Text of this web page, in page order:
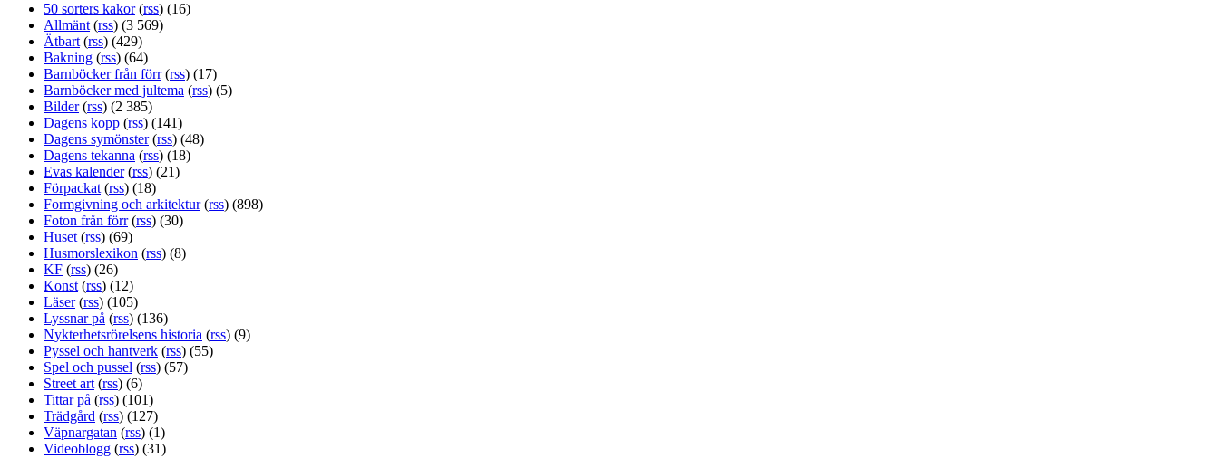
50 sorters kakor(rss) (16)
Allmänt (rss) (3 569)
Ätbart (rss) (429)
Bakning (rss) (64)
Barnböcker från förr(rss) (17)
Barnböcker med jultema (rss) (5)
Bilder(rss) (2 385)
Dagens kopp (rss) (141)
Dagens symönster(rss) (48)
Dagens tekanna (rss) (18)
Evas kalender(rss) (21)
Förpackat (rss) (18)
Formgivning och arkitektur(rss) (898)
Foton från förr(rss) (30)
Huset (rss) (69)
Husmorslexikon (rss) (8)
KF (rss) (26)
Konst (rss) (12)
Läser(rss) (105)
Lyssnar på (rss) (136)
Nykterhetsrörelsens historia (rss) (9)
Pyssel och hantverk (rss) (55)
Spel och pussel (rss) (57)
Street art (rss) (6)
Tittar på (rss) (101)
Trädgård (rss) (127)
Väpnargatan (rss) (1)
Videoblogg (rss) (31)